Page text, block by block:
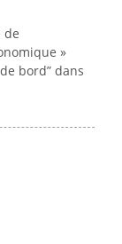
de
»
bord” dans